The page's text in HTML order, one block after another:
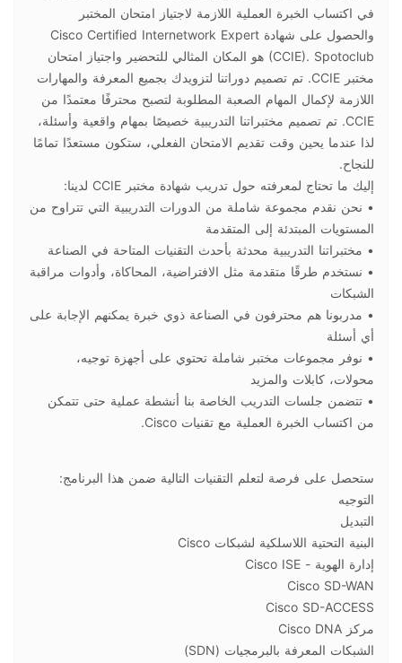
في اكتساب الخبرة العملية اللازمة لاجتياز امتحان المختبر
والحصول على شهادة Cisco Certified Internetwork Expert
(CCIE). Spotoclub هو المكان المثالي للتحضير واجتياز امتحان
مختبر CCIE. تم تصميم دوراتنا لتزويدك بجميع المعرفة والمهارات
اللازمة لإكمال المهام الصعبة المطلوبة لتصبح محترفًا معتمدًا من
CCIE. تم تصميم مختبراتنا التدريبية خصيصًا بمهام واقعية وأسئلة،
لذا عندما يحين وقت تقديم الامتحان الفعلي، ستكون مستعدًا تمامًا
للنجاح.
إليك ما تحتاج لمعرفته حول تدريب شهادة مختبر CCIE لدينا:
• نحن نقدم مجموعة شاملة من الدورات التدريبية التي تتراوح من
المستويات المبتدئة إلى المتقدمة
• مختبراتنا التدريبية محدثة بأحدث التقنيات المتاحة في الصناعة
• نستخدم طرقًا متقدمة مثل الافتراضية، المحاكاة، وأدوات مراقبة
الشبكات
• مدربونا هم محترفون في الصناعة ذوي خبرة يمكنهم الإجابة على
أي أسئلة
• نوفر مجموعات مختبر شاملة تحتوي على أجهزة توجيه،
محولات، كابلات والمزيد
• تتضمن جلسات التدريب الخاصة بنا أنشطة عملية حتى تتمكن
من اكتساب الخبرة العملية مع تقنيات Cisco.
ستحصل على فرصة لتعلم التقنيات التالية ضمن هذا البرنامج:
التوجيه
التبديل
البنية التحتية اللاسلكية لشبكات Cisco
إدارة الهوية - Cisco ISE
Cisco SD-WAN
Cisco SD-ACCESS
مركز Cisco DNA
الشبكات المعرفة بالبرمجيات (SDN)